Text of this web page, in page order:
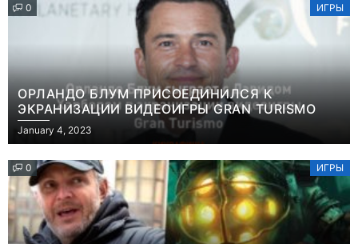
0 ИГРЫ
ОРЛАНДО БЛУМ ПРИСОЕДИНИЛСЯ К
ЭКРАНИЗАЦИИ ВИДЕОИГРЫ GRAN TURISMO
January 4, 2023
0 ИГРЫ